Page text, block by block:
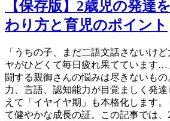
【保存版】2歳児の発達
わり方と育児のポイント
「うちの子、まだ二語文話さないけ
ヤがひどくて毎日疲れ果てています…
闘する親御さんの悩みは尽きないも
力、言語、認知能力が目覚ましく発
えて「イヤイヤ期」も本格化します
て健やかな成長の証。この記事では、